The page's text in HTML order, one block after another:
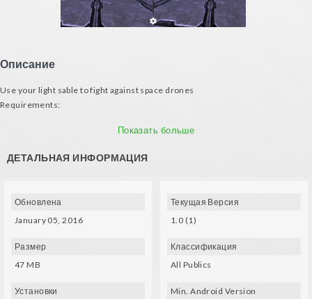
Описание
Use your light sable to fight against space drones
Requirements:
Показать больше
ДЕТАЛЬНАЯ ИНФОРМАЦИЯ
Обновлена
January 05, 2016
Размер
47 MB
Установки
Текущая Версия
1.0 (1)
Классификация
All Publics
Min. Android Version